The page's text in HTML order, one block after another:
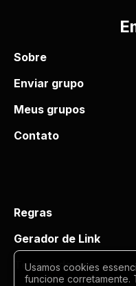
Sobre
Enviar grupo
Meus grupos
Contato
Regras
Gerador de Link
Termos de uso
Usamos cookies
funcione corretamente.